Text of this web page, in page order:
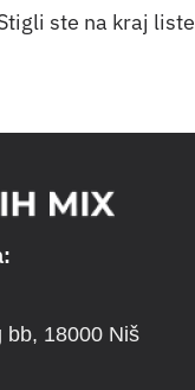
ste na kraj liste
bb, 18000 Niš